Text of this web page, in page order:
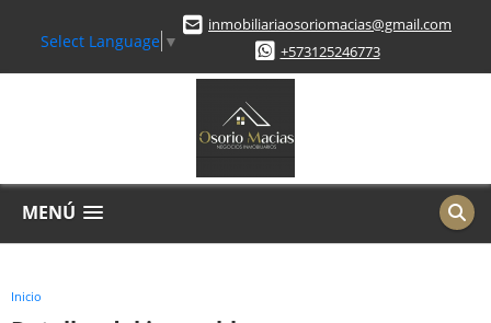
Select Language ▼
inmobiliariaosoriomacias@gmail.com
+573125246773
MENÚ
Inicio